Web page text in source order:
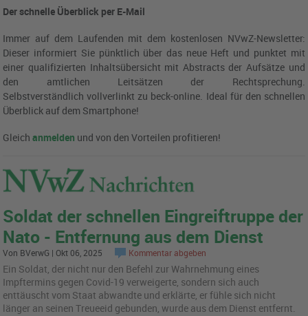
Der schnelle Überblick per E-Mail
Immer auf dem Laufenden mit dem kostenlosen NVwZ-Newsletter:
Dieser informiert Sie pünktlich über das neue Heft und punktet mit
einer qualifizierten Inhaltsübersicht mit Abstracts der Aufsätze und
den amtlichen Leitsätzen der Rechtsprechung.
Selbstverständlich vollverlinkt zu beck-online. Ideal für den schnellen
Überblick auf dem Smartphone!
Gleichanmelden und von den Vorteilen profitieren!
Soldat der schnellen Eingreiftruppe der
Nato - Entfernung aus dem Dienst
Von BVerwG | Okt 06, 2025 Kommentar abgeben
Ein Soldat, der nicht nur den Befehl zur Wahrnehmung eines
Impftermins gegen Covid-19 verweigerte, sondern sich auch
enttäuscht vom Staat abwandte und erklärte, er fühle sich nicht
länger an seinen Treueeid gebunden, wurde aus dem Dienst entfernt.